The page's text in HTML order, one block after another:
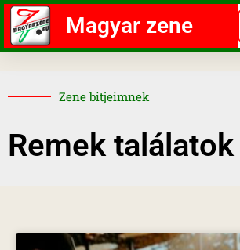
Magyar zene
Zene bitjeimnek
Remek találatok